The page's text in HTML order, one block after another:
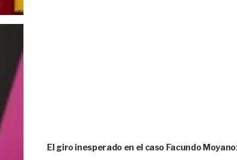
El giro inesperado en el caso Facundo